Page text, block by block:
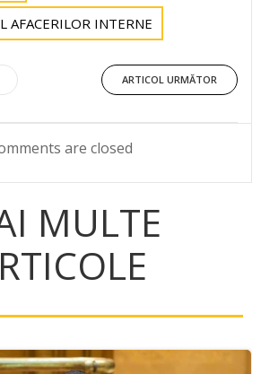
AFACERILOR INTERNE
Post
navigation
ARTICOL URMĂTOR
are closed
MULTE